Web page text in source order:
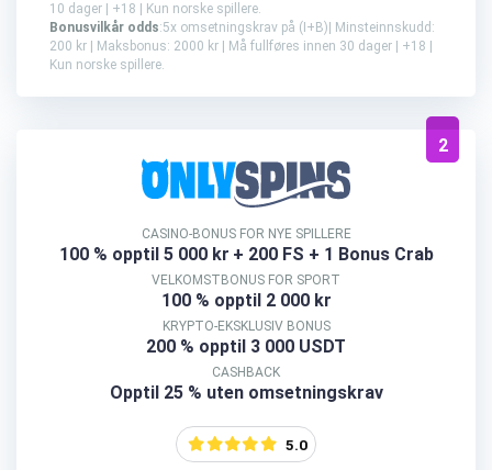
10 dager | +18 | Kun norske spillere.
Bonusvilkår odds:5x omsetningskrav på (I+B)| Minsteinnskudd:
200 kr | Maksbonus: 2000 kr | Må fullføres innen 30 dager | +18 |
Kun norske spillere.
2
CASINO-BONUS FOR NYE SPILLERE
100 % opptil 5 000 kr + 200 FS + 1 Bonus Crab
VELKOMSTBONUS FOR SPORT
100 % opptil 2 000 kr
KRYPTO-EKSKLUSIV BONUS
200 % opptil 3 000 USDT
CASHBACK
Opptil 25 % uten omsetningskrav
5.0